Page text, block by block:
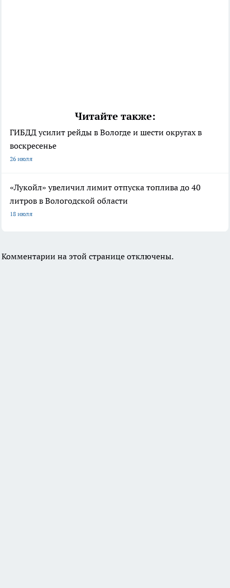
Читайте также:
ГИБДД усилит рейды в Вологде и шести округах в
воскресенье
26 июля
«Лукойл» увеличил лимит отпуска топлива до 40
литров в Вологодской области
18 июля
Комментарии на этой странице отключены.